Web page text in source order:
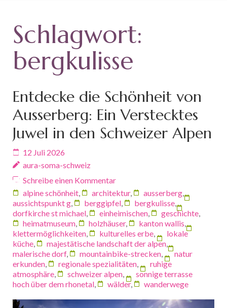
Schlagwort:
bergkulisse
Entdecke die Schönheit von
Ausserberg: Ein Verstecktes
Juwel in den Schweizer Alpen
12 Juli 2026
aura-soma-schweiz
Schreibe einen Kommentar
alpine schönheit
architektur, ausserberg
aussichtspunkt g
berggipfel bergkulisse
dorfkirche st michael
einheimischen geschichte
heimatmuseum
holzhäuser, kanton wallis
klettermöglichkeiten
kulturelles erbe
lokale
küche
majestätische landschaft der alpen
malerische dorf, mountainbike-strecken
natur
erkunden
regionale spezialitäten
ruhige
atmosphäre
schweizer alpen
sonnige terrasse
hoch über dem rhonetal
wälder, wanderwege